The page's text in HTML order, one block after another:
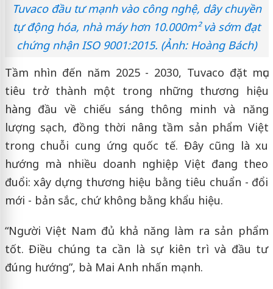
Tuvaco đầu tư mạnh vào công nghệ, dây chuyền
tự động hóa, nhà máy hơn 10.000m² và sớm đạt
chứng nhận ISO 9001:2015. (Ảnh: Hoàng Bách)
Tầm nhìn đến năm 2025 - 2030, Tuvaco đặt mục
tiêu trở thành một trong những thương hiệu
hàng đầu về chiếu sáng thông minh và năng
lượng sạch, đồng thời nâng tầm sản phẩm Việt
trong chuỗi cung ứng quốc tế. Đây cũng là xu
hướng mà nhiều doanh nghiệp Việt đang theo
đuổi: xây dựng thương hiệu bằng tiêu chuẩn - đổi
mới - bản sắc, chứ không bằng khẩu hiệu.
“Người Việt Nam đủ khả năng làm ra sản phẩm
tốt. Điều chúng ta cần là sự kiên trì và đầu tư
đúng hướng”, bà Mai Anh nhấn mạnh.